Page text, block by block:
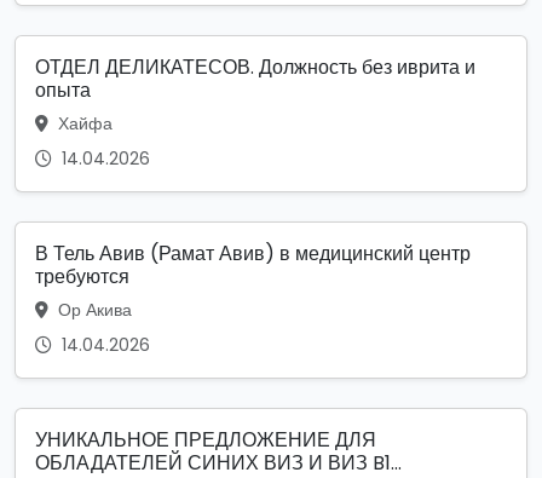
ОТДЕЛ ДЕЛИКАТЕСОВ. Должность без иврита и
опыта
Хайфа
14.04.2026
В Тель Авив (Рамат Авив) в медицинский центр
требуются
Ор Акива
14.04.2026
УНИКАЛЬНОЕ ПРЕДЛОЖЕНИЕ ДЛЯ
ОБЛАДАТЕЛЕЙ СИНИХ ВИЗ И ВИЗ B1...